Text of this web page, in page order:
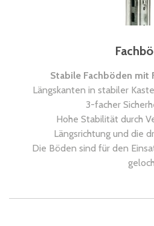
Stabile Fachböden mit
Längskanten in stabiler
3-facher
Hohe Stabilität durch
Längsrichtung und die
Die Böden sind für den